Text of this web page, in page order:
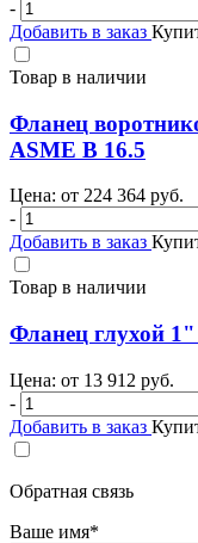
-
Добавить в заказ
Товар в наличии
Фланец
ASME B 16.5
Цена: от 224 364 руб.
-
Добавить в заказ
Товар в наличии
Фланец глухой
Цена: от 13 912 руб.
-
Добавить в заказ
Обратная связь
Ваше имя*